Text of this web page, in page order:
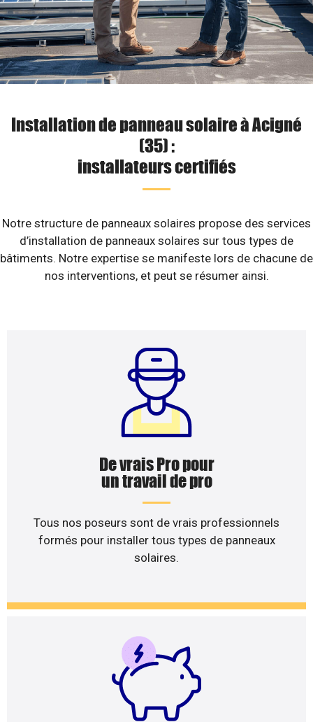
Installation de panneau solaire à Acigné
(35) :
installateurs certifiés
Notre structure de panneaux solaires propose des services
d’installation de panneaux solaires sur tous types de
bâtiments. Notre expertise se manifeste lors de chacune de
nos interventions, et peut se résumer ainsi.
De vrais Pro pour
un travail de pro
Tous nos poseurs sont de vrais professionnels
formés pour installer tous types de panneaux
solaires.